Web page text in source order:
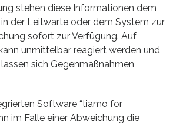
stehen diese Informationen dem
der Leitwarte oder dem System zur
sofort zur Verfügung. Auf
unmittelbar reagiert werden und
sich Gegenmaßnahmen
Software “tiamo for
im Falle einer Abweichung die